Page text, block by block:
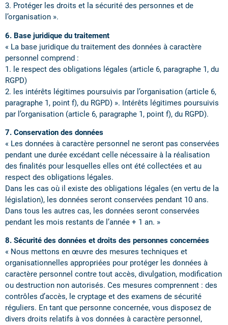
3. Protéger les droits et la sécurité des personnes et de
l’organisation ».
6. Base juridique du traitement
« La base juridique du traitement des données à caractère
personnel comprend :
1. le respect des obligations légales (article 6, paragraphe 1, du
RGPD)
2. les intérêts légitimes poursuivis par l’organisation (article 6,
paragraphe 1, point f), du RGPD) ». Intérêts légitimes poursuivis
par l’organisation (article 6, paragraphe 1, point f), du RGPD).
7. Conservation des données
« Les données à caractère personnel ne seront pas conservées
pendant une durée excédant celle nécessaire à la réalisation
des finalités pour lesquelles elles ont été collectées et au
respect des obligations légales.
Dans les cas où il existe des obligations légales (en vertu de la
législation), les données seront conservées pendant 10 ans.
Dans tous les autres cas, les données seront conservées
pendant les mois restants de l’année + 1 an. »
8. Sécurité des données et droits des personnes concernées
« Nous mettons en œuvre des mesures techniques et
organisationnelles appropriées pour protéger les données à
caractère personnel contre tout accès, divulgation, modification
ou destruction non autorisés. Ces mesures comprennent : des
contrôles d’accès, le cryptage et des examens de sécurité
réguliers. En tant que personne concernée, vous disposez de
divers droits relatifs à vos données à caractère personnel,